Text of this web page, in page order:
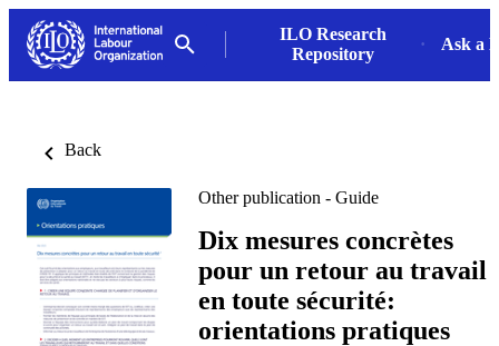
ILO Research
Repository
Ask a
Back
Other publication - Guide
Dix mesures concrètes
pour un retour au travail
en toute sécurité:
orientations pratiques